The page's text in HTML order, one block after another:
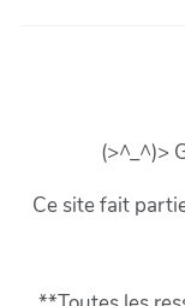
(>^_^)>
Ce site fait